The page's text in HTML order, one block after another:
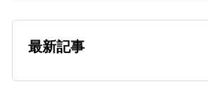
最新記事